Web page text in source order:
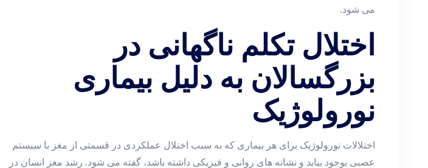
می شود.
اختلال تکلم ناگهانی در
بزرگسالان به دلیل بیماری
نورولوژیک
اختلالات نورولوژیک برای هر بیماری که به سبب اختلال عملکردی در قسمتی از مغز با سیستم
عصبی بوجود بیاید و نشانه های روانی و فیزیکی داشته باشد، گفته می شود. رشد مغز انسان در